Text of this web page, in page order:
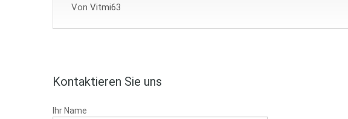
Von Vitmi63
Kontaktieren Sie uns
Ihr Name